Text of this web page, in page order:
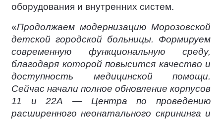
оборудования и внутренних систем.
«Продолжаем модернизацию Морозовской
детской городской больницы. Формируем
современную функциональную среду,
благодаря которой повысится качество и
доступность медицинской помощи.
Сейчас начали полное обновление корпусов
11 и 22А — Центра по проведению
расширенного неонатального скрининга и